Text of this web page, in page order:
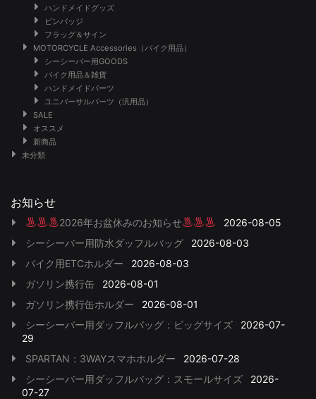
ハンドメイドグッズ
ピンバッジ
フラッグ＆サイン
MOTORCYCLE Accessories（バイク用品）
シーシーバー用GOODS
バイク用品＆雑貨
ハンドメイドパーツ
ユニバーサルパーツ（汎用品）
SALE
オススメ
新商品
未分類
お知らせ
2026年お盆休みのお知らせ
2026-08-05
シーシーバー用防水ダッフルバッグ
2026-08-03
バイク用ETCホルダー
2026-08-03
ガソリン携行缶
2026-08-01
ガソリン携行缶ホルダー
2026-08-01
シーシーバー用ダッフルバッグ：ビッグサイズ
2026-07-
29
SPARTAN：3WAYスマホホルダー
2026-07-28
シーシーバー用ダッフルバッグ：スモールサイズ
2026-
07-27